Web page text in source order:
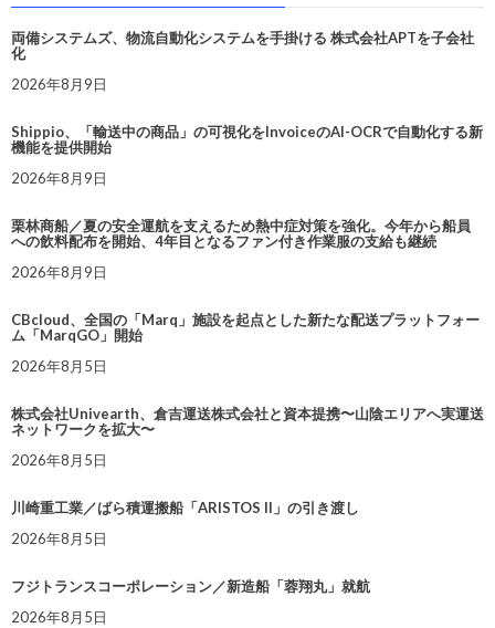
両備システムズ、物流自動化システムを手掛ける 株式会社APTを子会社
化
2026年8月9日
Shippio、「輸送中の商品」の可視化をInvoiceのAI-OCRで自動化する新
機能を提供開始
2026年8月9日
栗林商船／夏の安全運航を支えるため熱中症対策を強化。今年から船員
への飲料配布を開始、4年目となるファン付き作業服の支給も継続
2026年8月9日
CBcloud、全国の「Marq」施設を起点とした新たな配送プラットフォー
ム「MarqGO」開始
2026年8月5日
株式会社Univearth、倉吉運送株式会社と資本提携〜山陰エリアへ実運送
ネットワークを拡大〜
2026年8月5日
川崎重工業／ばら積運搬船「ARISTOS II」の引き渡し
2026年8月5日
フジトランスコーポレーション／新造船「蓉翔丸」就航
2026年8月5日